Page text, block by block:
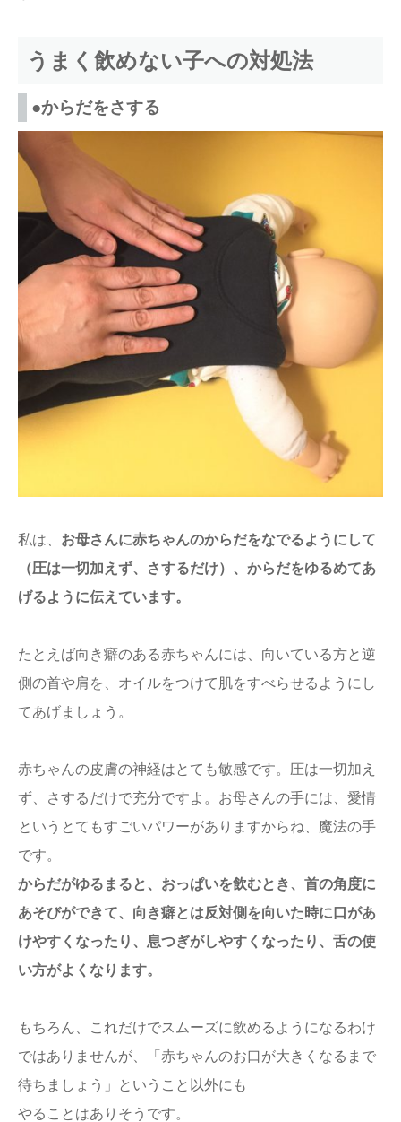
うまく飲めない子への対処法
●からだをさする
私は、 お母さんに赤ちゃんのからだをなでるようにして
（圧は一切加えず、さするだけ）、からだをゆるめてあ
げるように伝えています。
たとえば向き癖のある赤ちゃんには、向いている方と逆
側の首や肩を、オイルをつけて肌をすべらせるようにし
てあげましょう。
赤ちゃんの皮膚の神経はとても敏感です。圧は一切加え
ず、さするだけで充分ですよ。お母さんの手には、愛情
というとてもすごいパワーがありますからね、魔法の手
です。
からだがゆるまると、おっぱいを飲むとき、首の角度に
あそびができて、向き癖とは反対側を向いた時に口があ
けやすくなったり、息つぎがしやすくなったり、舌の使
い方がよくなります。
もちろん、これだけでスムーズに飲めるようになるわけ
ではありませんが、「赤ちゃんのお口が大きくなるまで
待ちましょう」ということ以外にも
やることはありそうです。